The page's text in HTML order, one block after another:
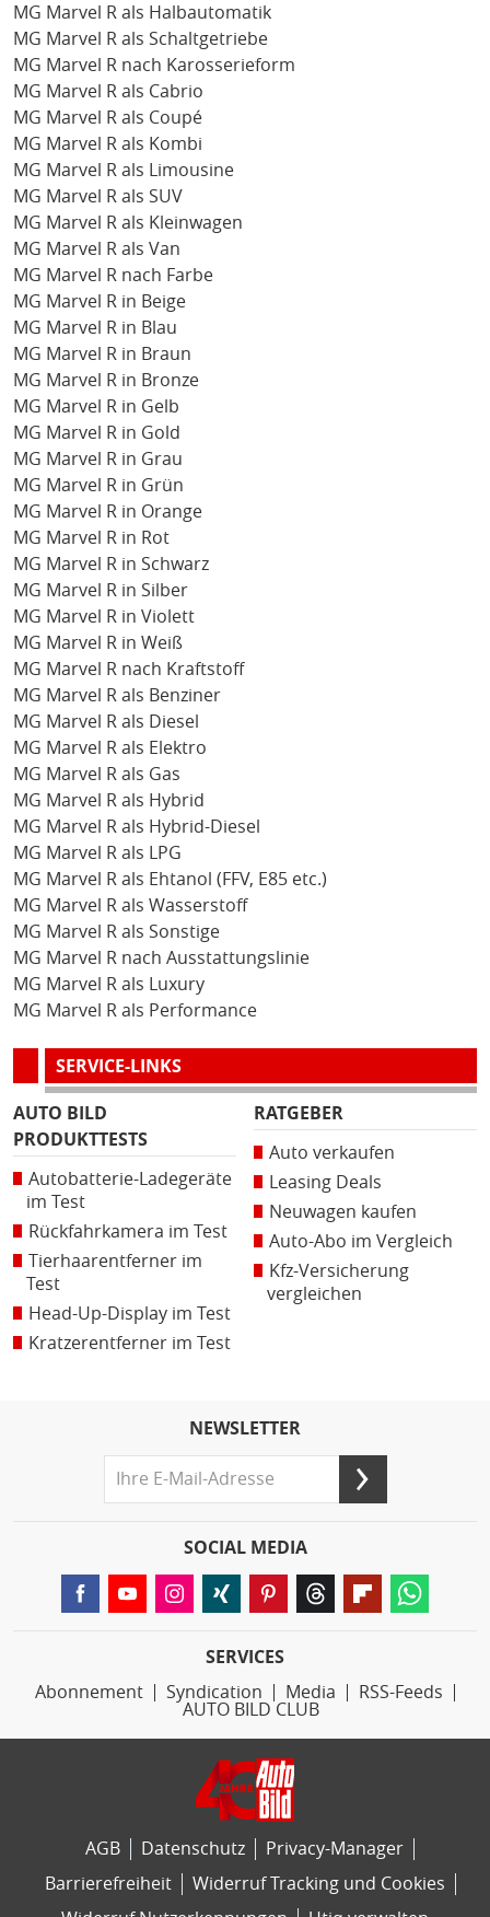
MG Marvel R als Halbautomatik
MG Marvel R als Schaltgetriebe
MG Marvel R nach Karosserieform
MG Marvel R als Cabrio
MG Marvel R als Coupé
MG Marvel R als Kombi
MG Marvel R als Limousine
MG Marvel R als SUV
MG Marvel R als Kleinwagen
MG Marvel R als Van
MG Marvel R nach Farbe
MG Marvel R in Beige
MG Marvel R in Blau
MG Marvel R in Braun
MG Marvel R in Bronze
MG Marvel R in Gelb
MG Marvel R in Gold
MG Marvel R in Grau
MG Marvel R in Grün
MG Marvel R in Orange
MG Marvel R in Rot
MG Marvel R in Schwarz
MG Marvel R in Silber
MG Marvel R in Violett
MG Marvel R in Weiß
MG Marvel R nach Kraftstoff
MG Marvel R als Benziner
MG Marvel R als Diesel
MG Marvel R als Elektro
MG Marvel R als Gas
MG Marvel R als Hybrid
MG Marvel R als Hybrid-Diesel
MG Marvel R als LPG
MG Marvel R als Ehtanol (FFV, E85 etc.)
MG Marvel R als Wasserstoff
MG Marvel R als Sonstige
MG Marvel R nach Ausstattungslinie
MG Marvel R als Luxury
MG Marvel R als Performance
SERVICE-LINKS
AUTO BILD
PRODUKTTESTS
Autobatterie-Ladegeräte
im Test
Rückfahrkamera im Test
Tierhaarentferner im
Test
Head-Up-Display im Test
Kratzerentferner im Test
RATGEBER
Auto verkaufen
Leasing Deals
Neuwagen kaufen
Auto-Abo im Vergleich
Kfz-Versicherung
vergleichen
NEWSLETTER
SOCIAL MEDIA
SERVICES
Abonnement
Syndication Media
RSS-Feeds
AUTO BILD CLUB
AGB Datenschutz
Privacy-Manager
Barrierefreiheit
Widerruf Tracking und Cookies